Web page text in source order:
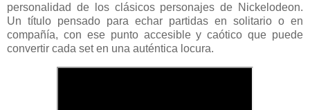
personalidad de los clásicos personajes de Nickelodeon.
Un título pensado para echar partidas en solitario o en
compañía, con ese punto accesible y caótico que puede
convertir cada set en una auténtica locura.